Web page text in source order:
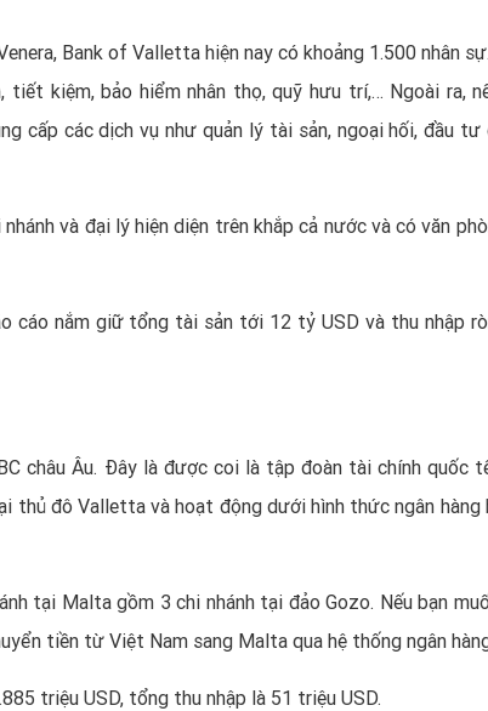
Bank of Valletta hiện nay có khoảng 1.500 nhân
kiệm, bảo hiểm nhân thọ, quỹ hưu trí,… Ngoài ra,
cấp các dịch vụ như quản lý tài sản, ngoại hối, đầu tư
và đại lý hiện diện trên khắp cả nước và có văn
cáo nắm giữ tổng tài sản tới 12 tỷ USD và thu nhập
châu Âu. Đây là được coi là tập đoàn tài chính quốc
thủ đô Valletta và hoạt động dưới hình thức ngân hàng
tại Malta gồm 3 chi nhánh tại đảo Gozo. Nếu bạn
tiền từ Việt Nam sang Malta qua hệ thống ngân
triệu USD, tổng thu nhập là 51 triệu USD.